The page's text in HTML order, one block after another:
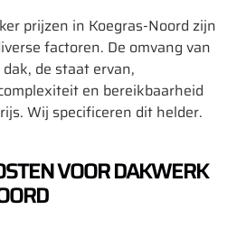
prijzen in Koegras-Noord zijn
factoren. De omvang van
de staat ervan,
en bereikbaarheid
Wij specificeren dit helder.
VOOR DAKWERK